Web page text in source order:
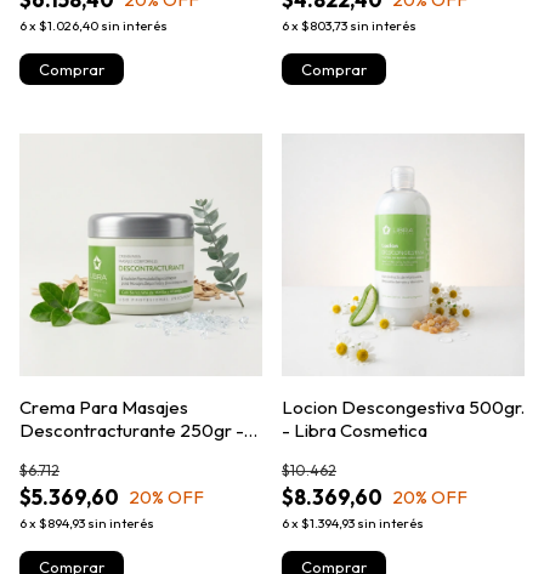
6x $1.026,40 sin interés 6x $803,73 sin interés
Crema Para Masajes
Descontracturante 250gr -
$5.369,60
$6.712
20% OFF
6x $894,93 sin interés
Locion Descongestiva 500gr.
- Libra Cosmetica
$8.369,60
$10.462
20% OFF
6x $1.394,93 sin interés